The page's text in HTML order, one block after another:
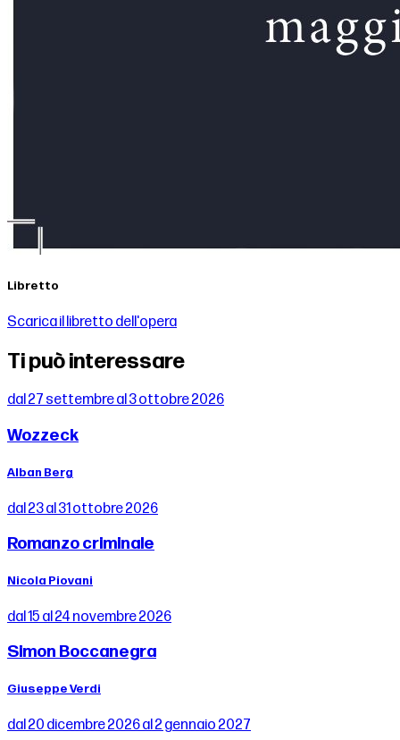
Libretto
Scarica il libretto dell'opera
Ti può interessare
dal 27 settembre al 3 ottobre 2026
Wozzeck
Alban Berg
dal 23 al 31 ottobre 2026
Romanzo criminale
Nicola Piovani
dal 15 al 24 novembre 2026
Simon Boccanegra
Giuseppe Verdi
dal 20 dicembre 2026 al 2 gennaio 2027